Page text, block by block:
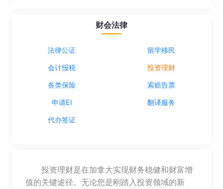
财会法律
法律公证 留学移民
会计报税 投资理财
各类保险 索赔告票
申请EI 翻译服务
代办签证
投资理财是在加拿大实现财务稳健和财富增
值的关键途径。无论您是刚踏入投资领域的新